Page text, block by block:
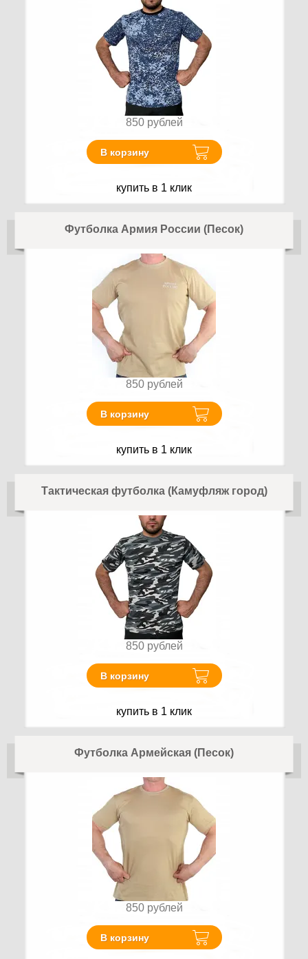
850 рублей
В корзину
купить в 1 клик
Футболка Армия России (Песок)
850 рублей
В корзину
купить в 1 клик
Тактическая футболка (Камуфляж город)
850 рублей
В корзину
купить в 1 клик
Футболка Армейская (Песок)
850 рублей
В корзину